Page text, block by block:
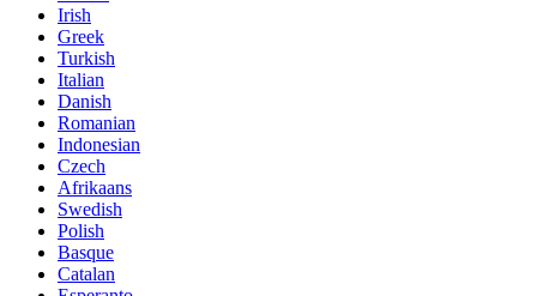
Irish
Greek
Turkish
Italian
Danish
Romanian
Indonesian
Czech
Afrikaans
Swedish
Polish
Basque
Catalan